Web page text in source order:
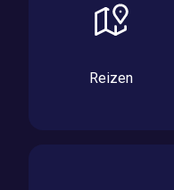
Reizen